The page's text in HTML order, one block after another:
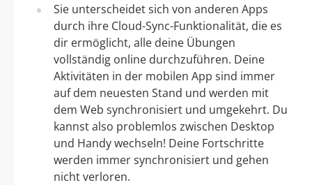
Sie unterscheidet sich von anderen Apps
durch ihre Cloud-Sync-Funktionalität, die es
dir ermöglicht, alle deine Übungen
vollständig online durchzuführen. Deine
Aktivitäten in der mobilen App sind immer
auf dem neuesten Stand und werden mit
dem Web synchronisiert und umgekehrt. Du
kannst also problemlos zwischen Desktop
und Handy wechseln! Deine Fortschritte
werden immer synchronisiert und gehen
nicht verloren.